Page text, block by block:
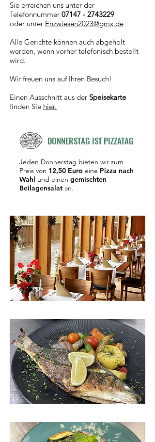
Sie erreichen uns unter der
Telefonnummer 07147 - 2743229
oder unter Enzwiesen2023@gmx.de
Alle Gerichte können auch abgeholt
werden, wenn vorher telefonisch bestellt
wird.
Wir freuen uns auf Ihren Besuch!
Einen Ausschnitt aus der Speisekarte
finden Sie hier.
Jeden Donnerstag bieten wir zum
Preis von 12,50 Euro eine Pizza nach
Wahl und einen gemischten
Beilagensalat an.
DONNERSTAG IST PIZZATAG